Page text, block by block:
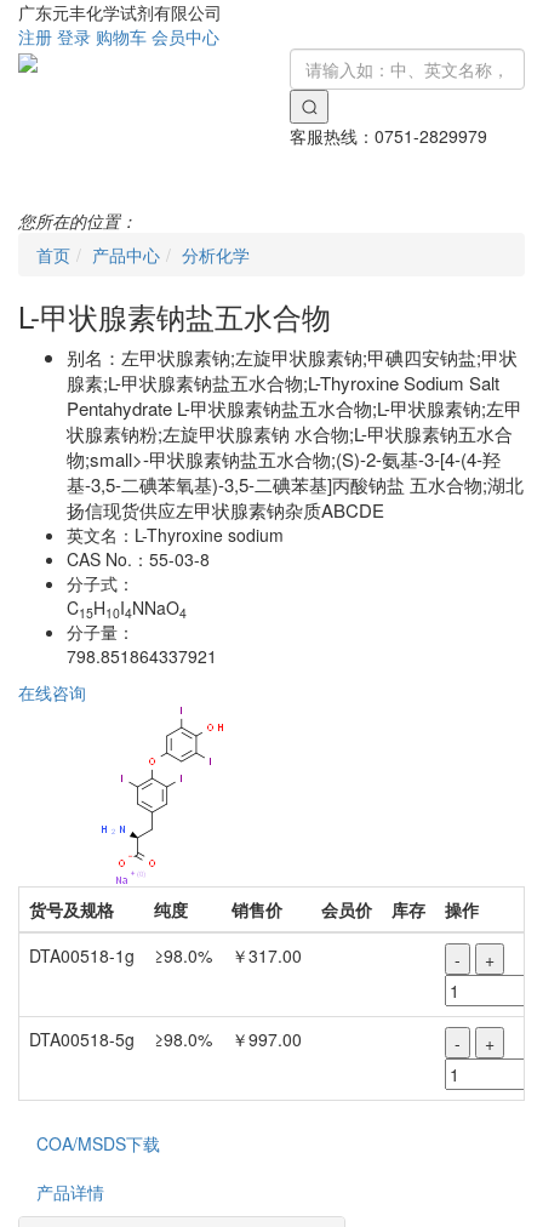
广东元丰化学试剂有限公司
注册 登录 购物车 会员中心
客服热线： 0751-2829979
您所在的位置：
首页
产品中心 分析化学
L-甲状腺素钠盐五水合物
别名： 左甲状腺素钠;左旋甲状腺素钠;甲碘四安钠盐;甲状
腺素;L-甲状腺素钠盐五水合物;L-Thyroxine Sodium Salt
Pentahydrate L-甲状腺素钠盐五水合物;L-甲状腺素钠;左甲
状腺素钠粉;左旋甲状腺素钠 水合物;L-甲状腺素钠五水合
物;small>-甲状腺素钠盐五水合物;(S)-2-氨基-3-[4-(4-羟
基-3,5-二碘苯氧基)-3,5-二碘苯基]丙酸钠盐 五水合物;湖北
扬信现货供应左甲状腺素钠杂质ABCDE
英文名： L-Thyroxine sodium
CAS No.： 55-03-8
分子式：
C15H10I4NNaO4
分子量：
798.851864337921
在线咨询
货号及规格 纯度 销售价 会员价 库存
操作
DTA00518-1g
≥98.0% ￥317.00 - +
DTA00518-5g ≥98.0% ￥997.00 - +
COA/MSDS下载
产品详情